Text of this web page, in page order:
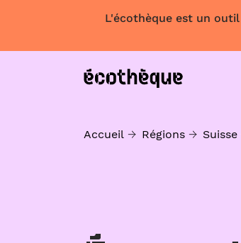
L'écothèque est un
Accueil Régions Suisse